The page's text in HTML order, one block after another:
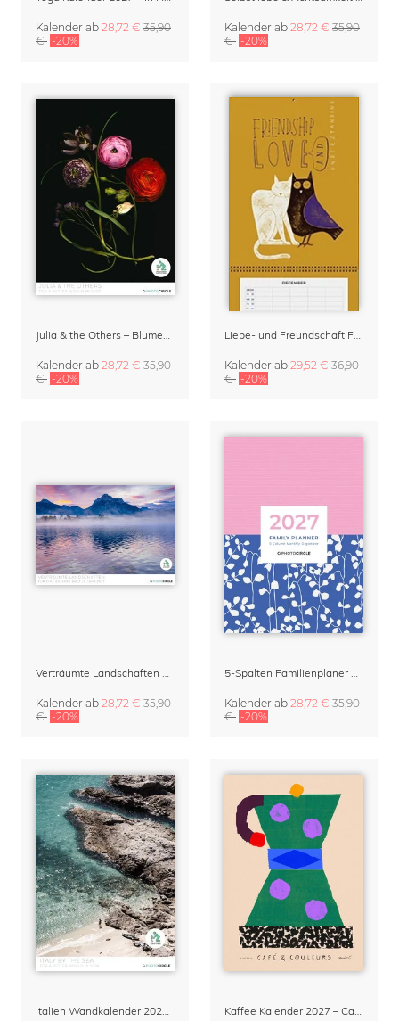
Kalender ab 28,72 € 35,90
€ -20%
Kalender ab 28,72 € 35,90
€ -20%
Julia & the Others – Blumenkalender 2027
Kalender ab 28,72 € 35,90
€ -20%
Liebe- und Freundschaft Familienplaner & Klappkalender 2027
Kalender ab 29,52 € 36,90
€ -20%
Verträumte Landschaften Kalender 2027
Kalender ab 28,72 € 35,90
€ -20%
5-Spalten Familienplaner 2027 – Abstract Patterns rosa-blau
Kalender ab 28,72 € 35,90
€ -20%
Italien Wandkalender 2027 – Italy by the Sea Kaffee Kalender 2027 – Café & Couleurs von Matías Larraín